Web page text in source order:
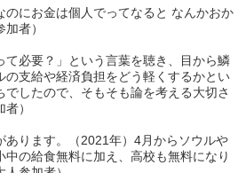
のにお金は個人でってなると なんかおか
加者）
て必要？」という言葉を聴き、目から鱗
の支給や経済負担をどう軽くするかとい
でしたので、そもそも論を考える大切さ
）
あります。（2021年） 4月からソウルや
の給食無料に加え、高校も無料になり